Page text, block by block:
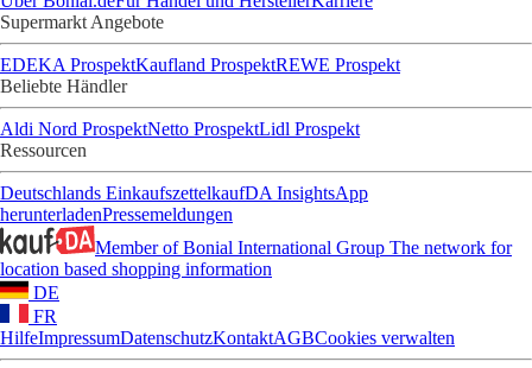
Supermarkt Angebote
EDEKA ProspektKaufland ProspektREWE Prospekt
Beliebte Händler
Aldi Nord ProspektNetto ProspektLidl Prospekt
Ressourcen
Deutschlands EinkaufszettelkaufDA InsightsApp
herunterladenPressemeldungen
Member of Bonial International Group The network for
location based shopping information
DE
FR
HilfeImpressumDatenschutzKontaktAGBCookies verwalten